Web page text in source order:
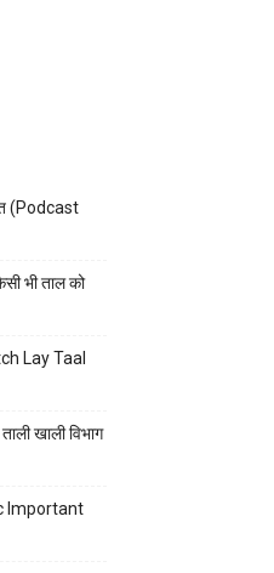
(Podcast
भी ताल को
Lay Taal
खाली विभाग
Important